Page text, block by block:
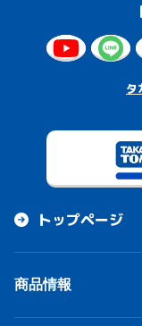
タ
トップページ
商品情報